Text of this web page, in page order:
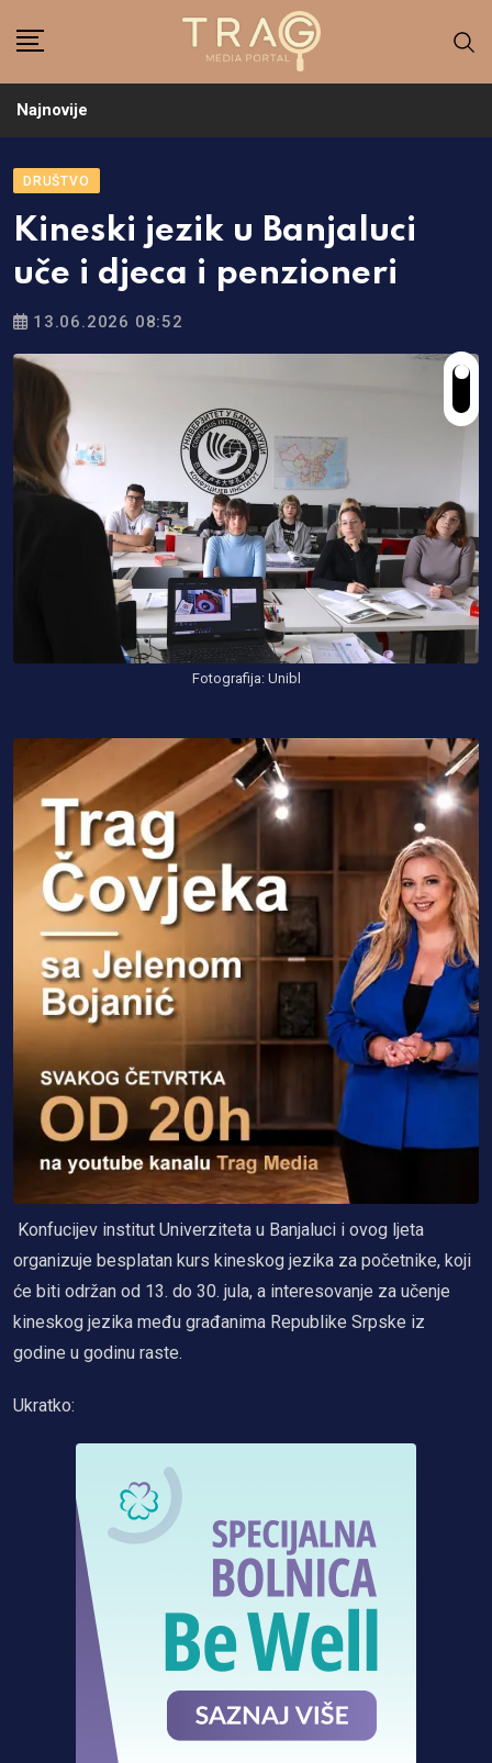
Najnovije
DRUŠTVO
Kineski jezik u Banjaluci
uče i djeca i penzioneri
13.06.2026 08:52
Fotografija: Unibl
Konfucijev institut Univerziteta u Banjaluci i ovog ljeta
organizuje besplatan kurs kineskog jezika za početnike, koji
će biti održan od 13. do 30. jula, a interesovanje za učenje
kineskog jezika među građanima Republike Srpske iz
godine u godinu raste.
Ukratko: